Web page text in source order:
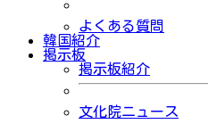
よくある質問
韓国紹介
掲示板
掲示板紹介
文化院ニュース